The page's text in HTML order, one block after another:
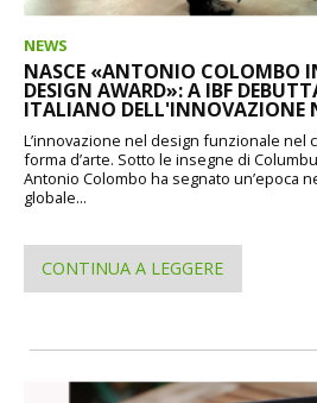
NEWS
NASCE «ANTONIO COLOMBO
DESIGN AWARD»: A IBF
ITALIANO DELL'INNOVAZIONE
L’innovazione nel design funzionale nel
forma d’arte. Sotto le insegne di
Antonio Colombo ha segnato un’epoca
globale...
CONTINUA A LEGGERE